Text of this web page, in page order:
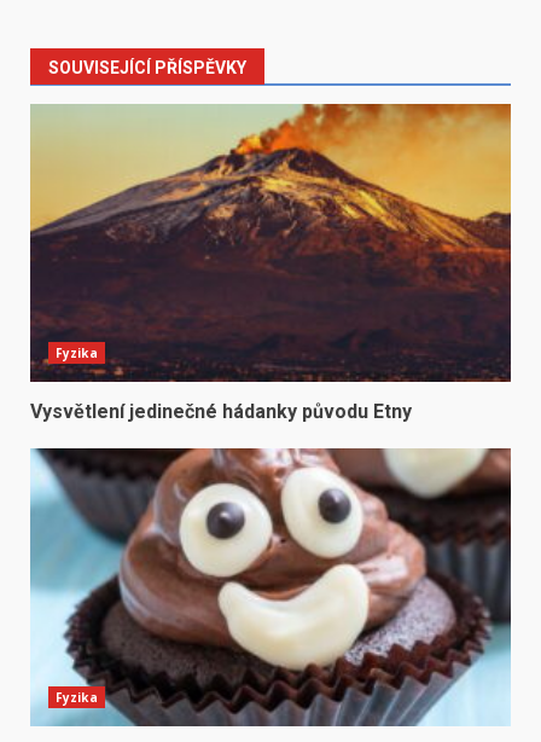
SOUVISEJÍCÍ PŘÍSPĚVKY
Fyzika
Vysvětlení jedinečné hádanky původu Etny
Fyzika